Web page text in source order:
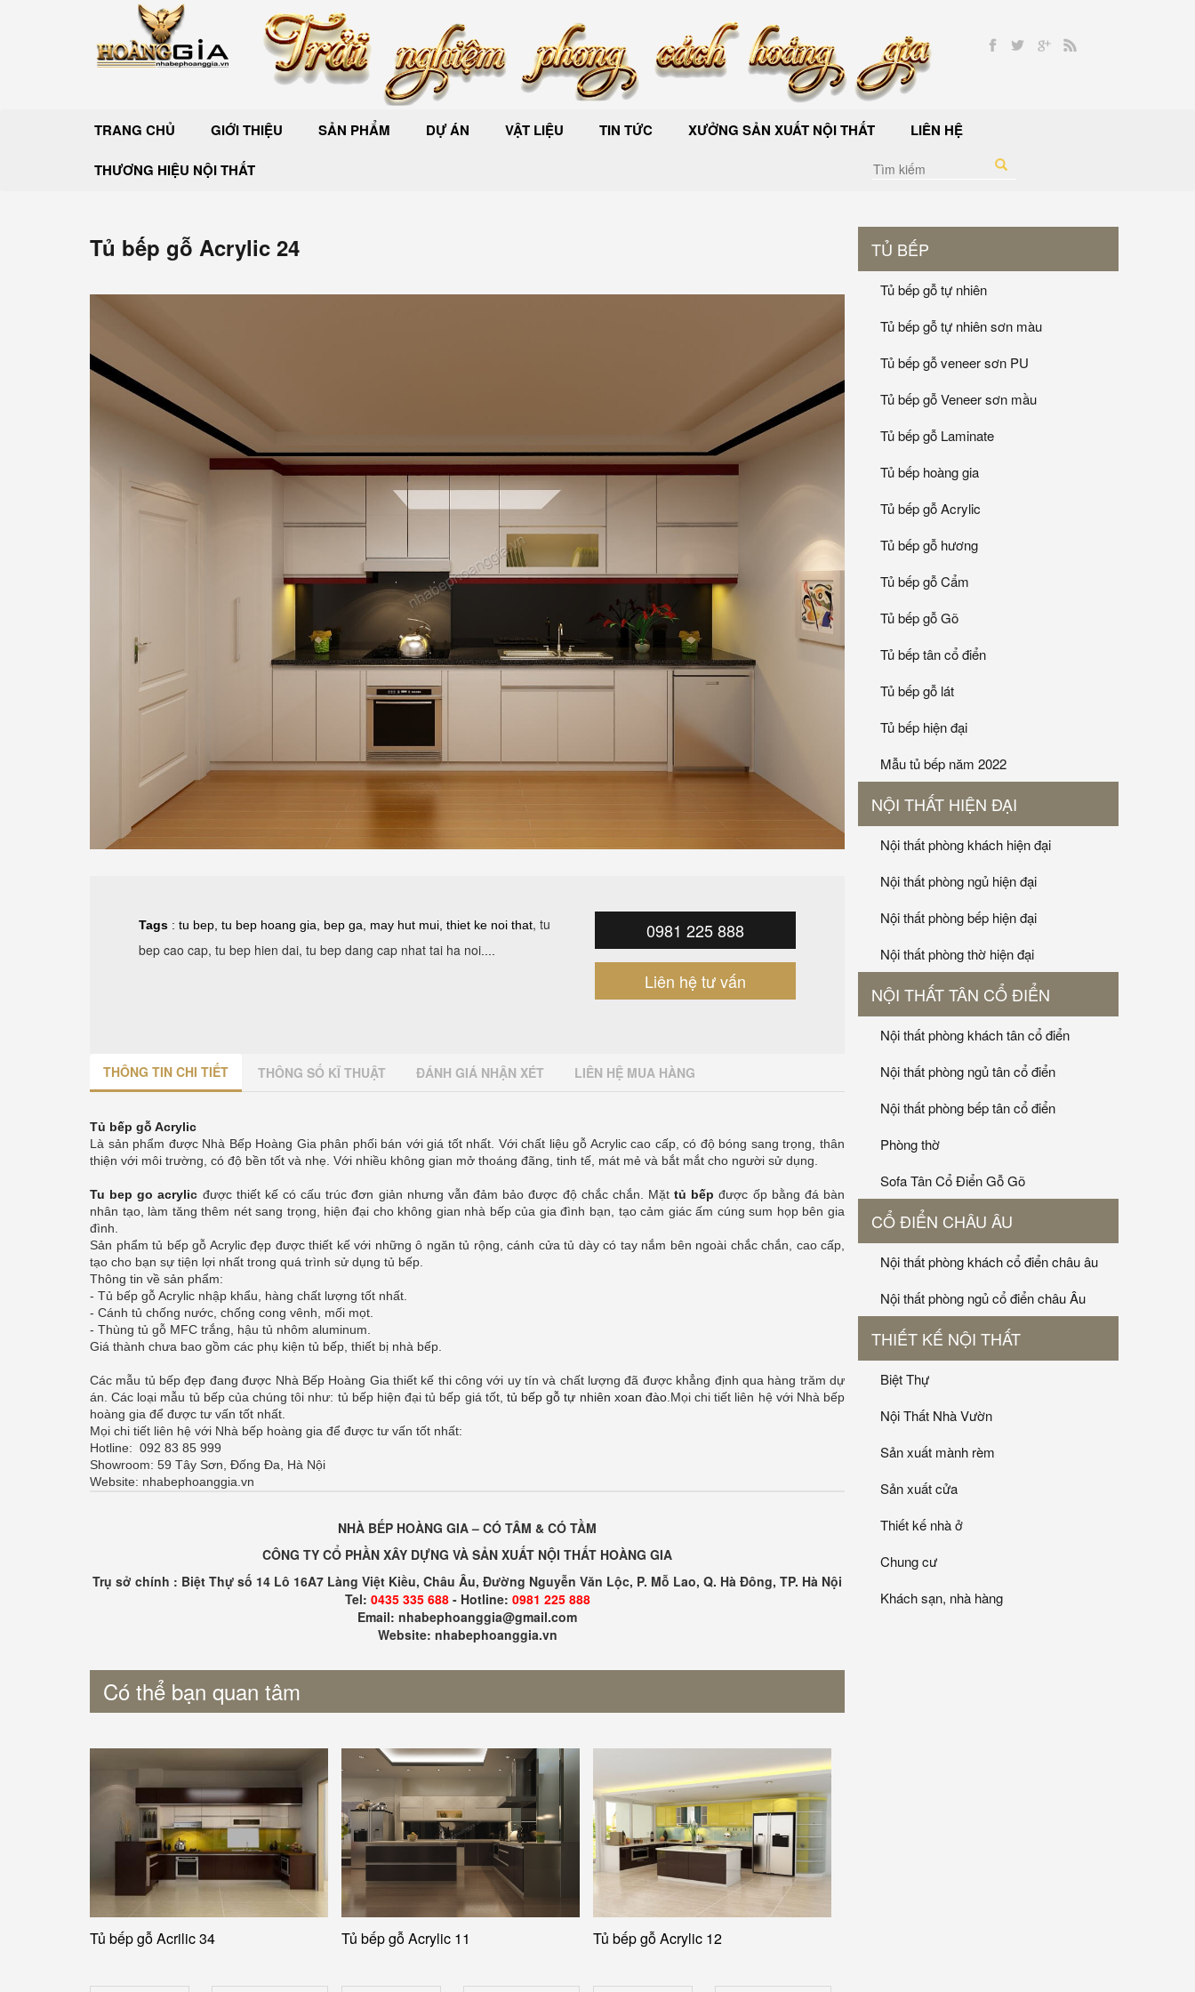
TRANG CHỦ GIỚI THIỆU SẢN PHẨM DỰ ÁN VẬT LIỆU TIN TỨC XƯỞNG SẢN XUẤT NỘI THẤT LIÊN HỆ
THƯƠNG HIỆU NỘI THẤT
Tủ bếp gỗ Acrylic 24
Tags : tu bep tu bep hoang gia bep ga may hut mui thiet ke noi that, tu
bep cao cap, tu bep hien dai, tu bep dang cap nhat tai ha noi
0981 225 888
Liên hệ tư vấn
THÔNG TIN CHI TIẾT THÔNG SỐ KĨ THUẬT ĐÁNH GIÁ NHẬN XÉT LIÊN HỆ MUA HÀNG
Tủ bếp gỗ Acrylic
Là sản phẩm được Nhà Bếp Hoàng Gia phân phối bán với giá tốt nhất. Với chất liệu gỗ Acrylic cao cấp, có độ bóng sang trọng, thân
thiện với môi trường, có độ bền tốt và nhẹ. Với nhiều không gian mở thoáng đãng, tinh tế, mát mẻ và bắt mắt cho người sử dụng.
Tu bep go acrylic được thiết kế có cấu trúc đơn giản nhưng vẫn đảm bảo được độ chắc chắn. Mặttủ bếp được ốp bằng đá bàn
nhân tạo, làm tăng thêm nét sang trọng, hiện đại cho không gian nhà bếp của gia đình bạn, tạo cảm giác ấm cúng sum họp bên gia
đình.
Sản phẩm tủ bếp gỗ Acrylic đẹp được thiết kế với những ô ngăn tủ rộng, cánh cửa tủ dày có tay nắm bên ngoài chắc chắn, cao cấp,
tạo cho bạn sự tiện lợi nhất trong quá trình sử dụng tủ bếp.
Thông tin về sản phẩm:
- Tủ bếp gỗ Acrylic nhập khẩu, hàng chất lượng tốt nhất.
- Cánh tủ chống nước, chống cong vênh, mối mọt.
- Thùng tủ gỗ MFC trắng, hậu tủ nhôm aluminum.
Giá thành chưa bao gồm các phụ kiện tủ bếp, thiết bị nhà bếp.
Các mẫu tủ bếp đẹp đang được Nhà Bếp Hoàng Gia thiết kế thi công với uy tín và chất lượng đã được khẳng định qua hàng trăm dự
án. Các loại mẫu tủ bếp của chúng tôi như: tủ bếp hiện đại tủ bếp giá tốt, tủ bếp gỗ tự nhiên xoan đào.Mọi chi tiết liên hệ với Nhà bếp
hoàng gia để được tư vấn tốt nhất.
Mọi chi tiết liên hệ với Nhà bếp hoàng gia để được tư vấn tốt nhất:
Hotline: 092 83 85 999
Showroom: 59 Tây Sơn, Đống Đa, Hà Nội
Website: nhabephoanggia.vn
NHÀ BẾP HOÀNG GIA – CÓ TÂM & CÓ TẦM
CÔNG TY CỔ PHẦN XÂY DỰNG VÀ SẢN XUẤT NỘI THẤT HOÀNG GIA
Trụ sở chính : Biệt Thự số 14 Lô 16A7 Làng Việt Kiều, Châu Âu, Đường Nguyễn Văn Lộc, P. Mỗ Lao, Q. Hà Đông, TP. Hà Nội
Tel: 0435 335 688- Hotline: 0981 225 888
Email: nhabephoanggia@gmail.com
Website: nhabephoanggia.vn
Có thể bạn quan tâm
Tủ bếp gỗ Acrilic 34 Tủ bếp gỗ Acrylic 11 Tủ bếp gỗ Acrylic 12
TỦ BẾP
Tủ bếp gỗ tự nhiên
Tủ bếp gỗ tự nhiên sơn màu
Tủ bếp gỗ veneer sơn PU
Tủ bếp gỗ Veneer sơn mầu
Tủ bếp gỗ Laminate
Tủ bếp hoàng gia
Tủ bếp gỗ Acrylic
Tủ bếp gỗ hương
Tủ bếp gỗ Cẩm
Tủ bếp gỗ Gõ
Tủ bếp tân cổ điển
Tủ bếp gỗ lát
Tủ bếp hiện đại
Mẫu tủ bếp năm 2022
NỘI THẤT HIỆN ĐẠI
Nội thất phòng khách hiện đại
Nội thất phòng ngủ hiện đại
Nội thất phòng bếp hiện đại
Nội thất phòng thờ hiện đại
NỘI THẤT TÂN CỔ ĐIỂN
Nội thất phòng khách tân cổ điển
Nội thất phòng ngủ tân cổ điển
Nội thất phòng bếp tân cổ điển
Phòng thờ
Sofa Tân Cổ Điển Gỗ Gõ
CỔ ĐIỂN CHÂU ÂU
Nội thất phòng khách cổ điển châu âu
Nội thất phòng ngủ cổ điển châu Âu
THIẾT KẾ NỘI THẤT
Biệt Thự
Nội Thất Nhà Vườn
Sản xuất mành rèm
Sản xuất cửa
Thiết kế nhà ở
Chung cư
Khách sạn, nhà hàng